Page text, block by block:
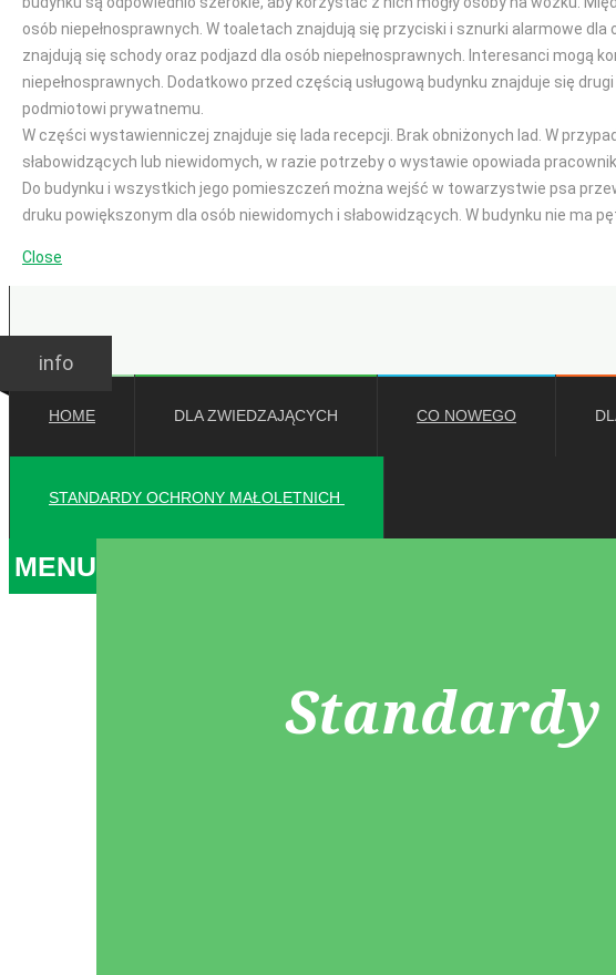
osób niepełnosprawnych. W toaletach znajdują się przyciski i sznurki alarmowe
znajdują się schody oraz podjazd dla osób niepełnosprawnych. Interesanci mogą
niepełnosprawnych. Dodatkowo przed częścią usługową budynku znajduje się
podmiotowi prywatnemu.
W części wystawienniczej znajduje się lada recepcji. Brak obniżonych lad. W
słabowidzących lub niewidomych, w razie potrzeby o wystawie opowiada
Do budynku i wszystkich jego pomieszczeń można wejść w towarzystwie psa
druku powiększonym dla osób niewidomych i słabowidzących. W budynku nie ma
Close
info
HOME DLA ZWIEDZAJĄCYCH CO NOWEGO
STANDARDY OCHRONY MAŁOLETNICH
MENU
Standardy